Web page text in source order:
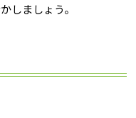
しましょう。